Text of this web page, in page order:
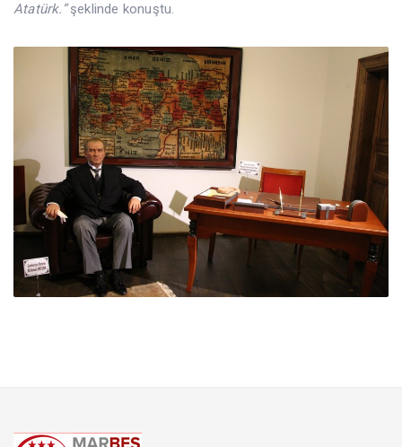
Atatürk.”şeklinde konuştu.